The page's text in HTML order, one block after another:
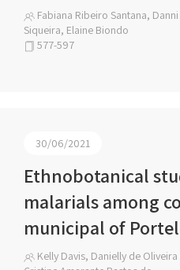
Fabiana Ribeiro Santana,
Siqueira, Elaine Biondo
577-597
30/06/2021
Ethnobotanical
malarials among
municipal of
Kelly Davis, Danielly de